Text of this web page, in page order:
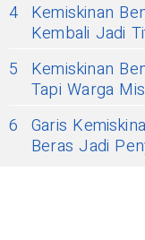
4 Kemiskinan
Kembali Jadi
5
Kemiskinan
Tapi Warga
6 Garis
Beras Jadi